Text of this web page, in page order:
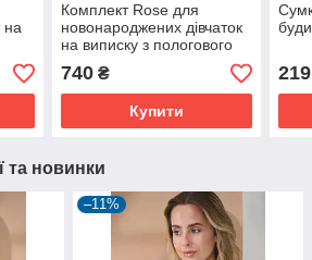
на
Комплект Rose для
новонароджених дівчаток
на виписку з пологового
будинку, білий
740₴
Купити
219
та новинки
–11%